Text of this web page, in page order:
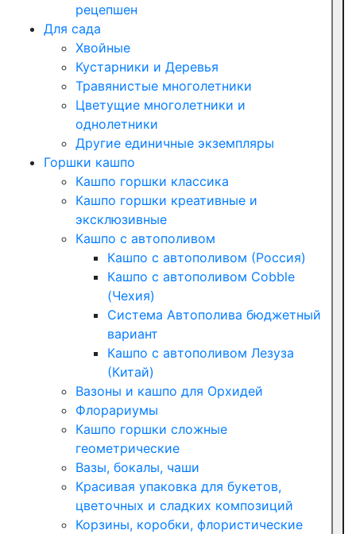
рецепшен
Для сада
Хвойные
Кустарники и Деревья
Травянистые многолетники
Цветущие многолетники и
однолетники
Другие единичные экземпляры
Горшки кашпо
Кашпо горшки классика
Кашпо горшки креативные и
эксклюзивные
Кашпо с автополивом
Кашпо с автополивом (Россия)
Кашпо с автополивом Cobble
(Чехия)
Система Автополива бюджетный
вариант
Кашпо с автополивом Лезуза
(Китай)
Вазоны и кашпо для Орхидей
Флорариумы
Кашпо горшки сложные
геометрические
Вазы, бокалы, чаши
Красивая упаковка для букетов,
цветочных и сладких композиций
Корзины, коробки, флористические